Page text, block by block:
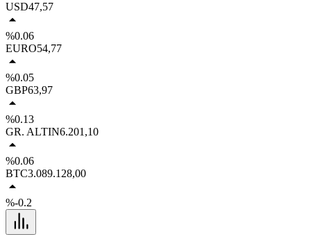
USD47,57
%0.06
EURO54,77
%0.05
GBP63,97
%0.13
GR. ALTIN6.201,10
%0.06
BTC3.089.128,00
%-0.2